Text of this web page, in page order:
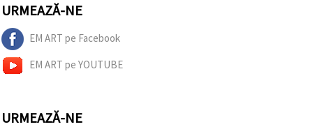
URMEAZĂ-NE
EM ART pe Facebook
EM ART pe YOUTUBE
URMEAZĂ-NE